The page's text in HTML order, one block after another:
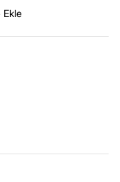
Ekle